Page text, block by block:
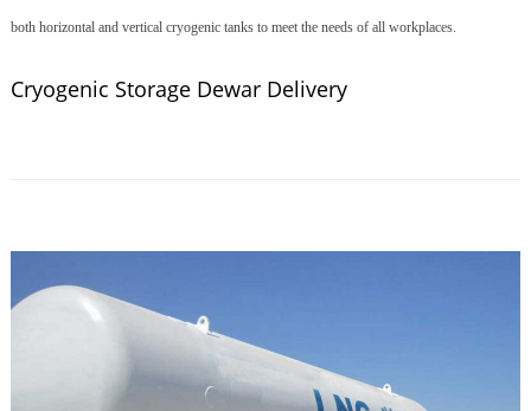
both horizontal and vertical cryogenic tanks to meet the needs of all workplaces.
Cryogenic Storage Dewar Delivery